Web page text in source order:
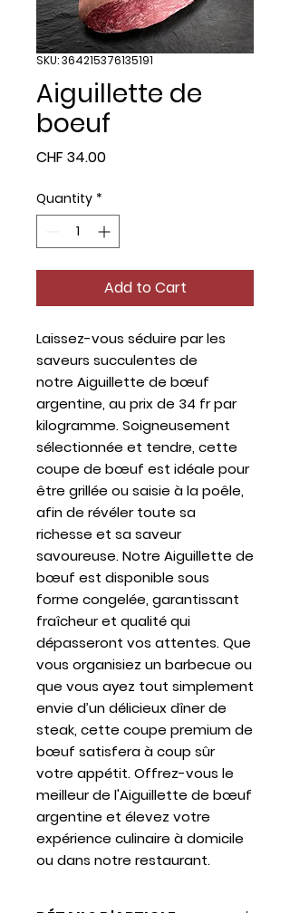
SKU: 364215376135191
Aiguillette de
boeuf
CHF 34.00Price
Quantity *
Add to Cart
Laissez-vous séduire par les
saveurs succulentes de
notre Aiguillette de bœuf
argentine, au prix de 34 fr par
kilogramme. Soigneusement
sélectionnée et tendre, cette
coupe de bœuf est idéale pour
être grillée ou saisie à la poêle,
afin de révéler toute sa
richesse et sa saveur
savoureuse. Notre Aiguillette de
bœuf est disponible sous
forme congelée, garantissant
fraîcheur et qualité qui
dépasseront vos attentes. Que
vous organisiez un barbecue ou
que vous ayez tout simplement
envie d’un délicieux dîner de
steak, cette coupe premium de
bœuf satisfera à coup sûr
votre appétit. Offrez-vous le
meilleur de l'Aiguillette de bœuf
argentine et élevez votre
expérience culinaire à domicile
ou dans notre restaurant.